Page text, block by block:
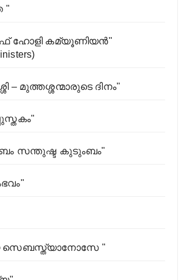
"
ഓഫ് ഹോളി കമ്യൂണിയൻ"
– മുത്തശ്ശന്മാരുടെ ദിനം"
സന്തുഷ്ട കുടുംബം"
സെബസ്ത്യാനോസേ "